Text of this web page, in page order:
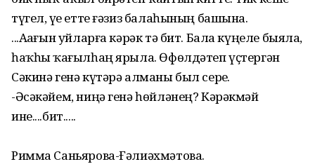
түгел, үҙе етте ғәзиз балаһының башына.
...Аҙағын уйларға кәрәк тә бит. Бала күңеле быяла,
һаҡһыҙ ҡағылһаң ярыла. Өфөлдәтеп үҫтергән
Сәкинә генә күтәрә алманы был серҙе.
-Әсәкәйем, ниңә генә һөйләнең? Кәрәкмәй
ине....бит.....
Римма Саньярова-Ғәлиәхмәтова.